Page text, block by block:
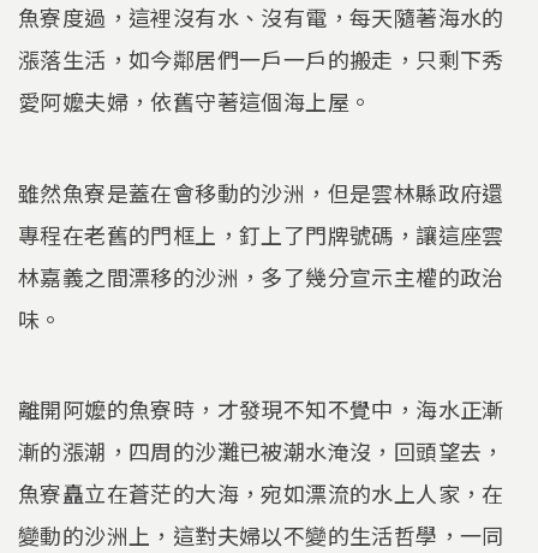
魚寮度過，這裡沒有水、沒有電，每天隨著海水的
漲落生活，如今鄰居們一戶一戶的搬走，只剩下秀
愛阿嬤夫婦，依舊守著這個海上屋。
雖然魚寮是蓋在會移動的沙洲，但是雲林縣政府還
專程在老舊的門框上，釘上了門牌號碼，讓這座雲
林嘉義之間漂移的沙洲，多了幾分宣示主權的政治
味。
離開阿嬤的魚寮時，才發現不知不覺中，海水正漸
漸的漲潮，四周的沙灘已被潮水淹沒，回頭望去，
魚寮矗立在蒼茫的大海，宛如漂流的水上人家，在
變動的沙洲上，這對夫婦以不變的生活哲學，一同